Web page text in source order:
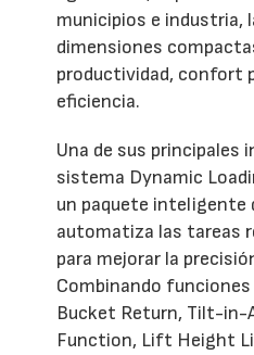
municipios e industria,
dimensiones
productividad, confort
eficiencia.
Una de sus principales
sistema Dynamic
un paquete inteligente
automatiza las tareas
para mejorar la
Combinando
Bucket Return, Tilt-in-
Function, Lift Height